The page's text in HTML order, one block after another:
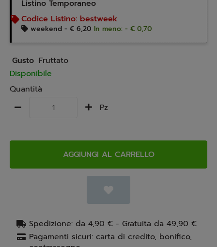
Listino Temporaneo
Codice Listino: bestweek
weekend - € 6,20 In meno: - € 0,70
Gusto Fruttato
Disponibile
Quantità
Pz
AGGIUNGI AL CARRELLO
Spedizione: da 4,90 € - Gratuita da 49,90 €
Pagamenti sicuri: carta di credito, bonifico,